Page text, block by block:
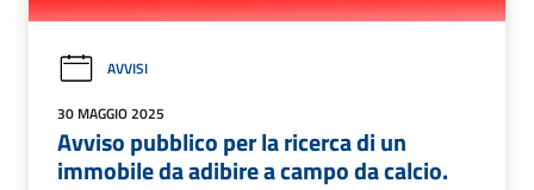
AVVISI
30 MAGGIO 2025
Avviso pubblico per la ricerca di un
immobile da adibire a campo da calcio.